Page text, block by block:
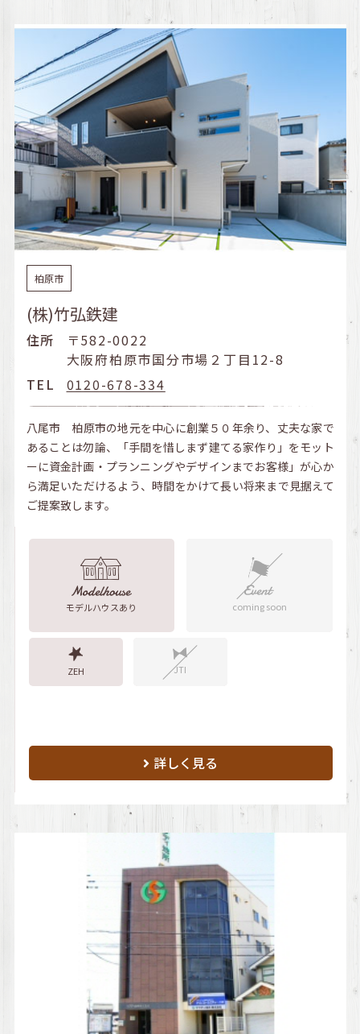
柏原市
(株)竹弘鉄建
住所
〒582-0022
大阪府柏原市国分市場２丁目12-8
TEL
0120-678-334
八尾市 柏原市の地元を中心に創業５０年余り、丈夫な家で
あることは勿論、「手間を惜しまず建てる家作り」をモット
ーに資金計画・プランニングやデザインまでお客様」が心か
ら満足いただけるよう、時間をかけて長い将来まで見据えて
ご提案致します。
モデルハウスあり coming soon
ZEH JTI
詳しく見る